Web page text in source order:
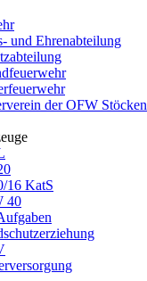
und Ehrenabteilung
der OFW Stöcken
16 KatS
40